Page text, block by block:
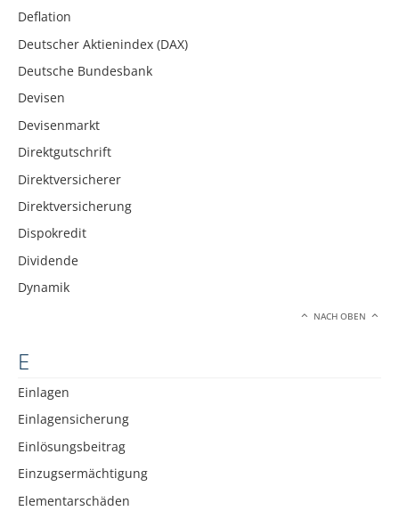
Deflation
Deutscher Aktienindex (DAX)
Deutsche Bundesbank
Devisen
Devisenmarkt
Direktgutschrift
Direktversicherer
Direktversicherung
Dispokredit
Dividende
Dynamik
NACH OBEN
E
Einlagen
Einlagensicherung
Einlösungsbeitrag
Einzugsermächtigung
Elementarschäden